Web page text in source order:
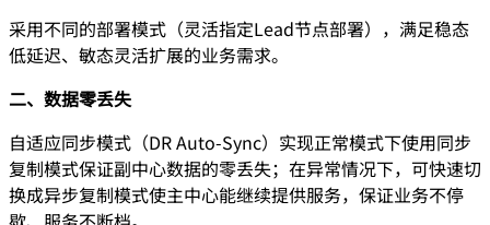
采用不同的部署模式（灵活指定Lead节点部署），满足稳态
低延迟、敏态灵活扩展的业务需求。
二、数据零丢失
自适应同步模式（DR Auto-Sync）实现正常模式下使用同步
复制模式保证副中心数据的零丢失；在异常情况下，可快速切
换成异步复制模式使主中心能继续提供服务，保证业务不停